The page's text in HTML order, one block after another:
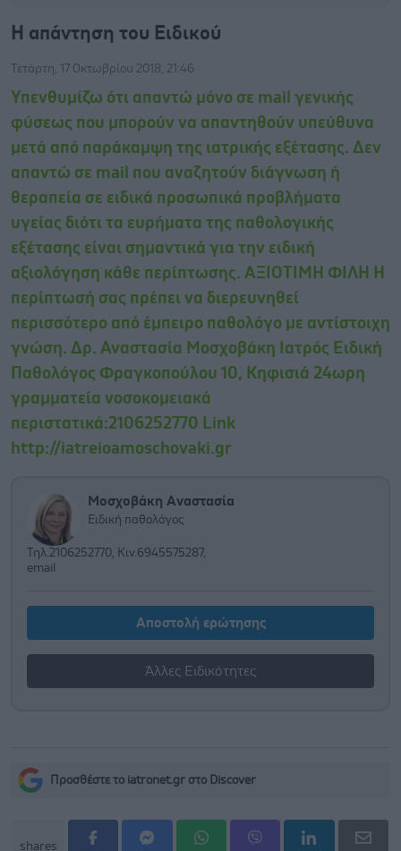
Η απάντηση του Ειδικού
Τετάρτη, 17 Οκτωβρίου 2018, 21:46
Υπενθυμίζω ότι απαντώ μόνο σε mail γενικής
φύσεως που μπορούν να απαντηθούν υπεύθυνα
μετά από παράκαμψη της ιατρικής εξέτασης. Δεν
απαντώ σε mail που αναζητούν διάγνωση ή
θεραπεία σε ειδικά προσωπικά προβλήματα
υγείας διότι τα ευρήματα της παθολογικής
εξέτασης είναι σημαντικά για την ειδική
αξιολόγηση κάθε περίπτωσης. AΞΙΟΤΙΜΗ ΦΙΛΗ Η
περίπτωσή σας πρέπει να διερευνηθεί
περισσότερο από έμπειρο παθολόγο με αντίστοιχη
γνώση. Δρ. Αναστασία Μοσχοβάκη Ιατρός Ειδική
Παθολόγος Φραγκοπούλου 10, Κηφισιά 24ωρη
γραμματεία νοσοκομειακά
περιστατικά:2106252770 Link
http://iatreioamoschovaki.gr
Μοσχοβάκη Αναστασία
Ειδική παθολόγος
Τηλ.2106252770, Κιν.6945575287,
email
Αποστολή ερώτησης
Άλλες Ειδικότητες
Προσθέστε το iatronet.gr στο Discover
shares